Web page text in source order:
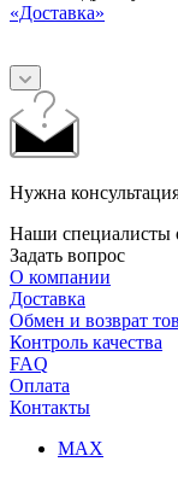
«Доставка»
Нужна
Наши специалисты
Задать вопрос
О компании
Доставка
Обмен и возврат
Контроль качества
FAQ
Оплата
Контакты
MAX